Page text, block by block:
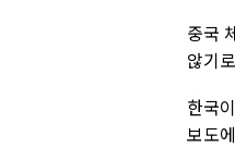
중국
않기
한국
보도